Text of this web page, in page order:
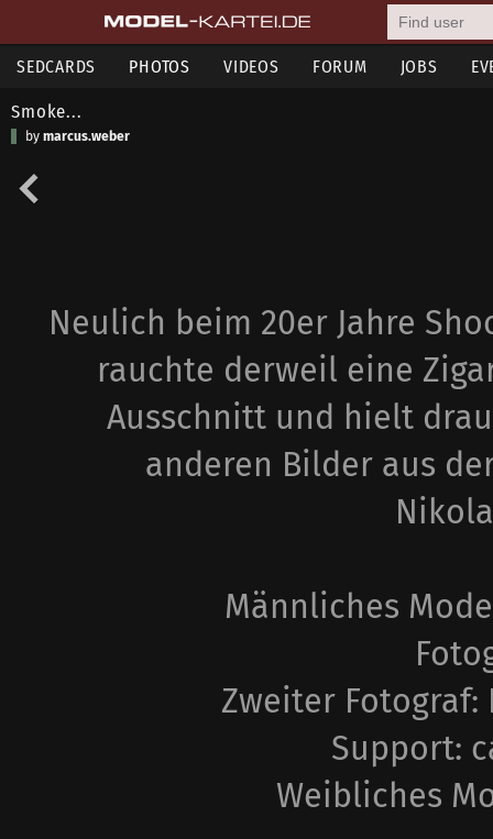
SEDCARDS PHOTOS VIDEOS FORUM JOBS
Smoke...
by marcus.weber
Neulich beim 20er Jahre
rauchte derweil eine
Ausschnitt und hielt
anderen Bilder aus
Männliches
Zweiter
Support:
Weibliches